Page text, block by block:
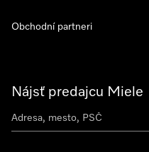
Nájsť predajcu Miele
Obchodní partneri